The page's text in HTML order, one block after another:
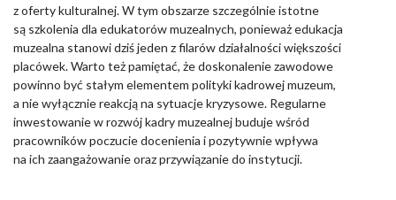
z oferty kulturalnej. W tym obszarze szczególnie istotne
są szkolenia dla edukatorów muzealnych, ponieważ edukacja
muzealna stanowi dziś jeden z filarów działalności większości
placówek. Warto też pamiętać, że doskonalenie zawodowe
powinno być stałym elementem polityki kadrowej muzeum,
a nie wyłącznie reakcją na sytuacje kryzysowe. Regularne
inwestowanie w rozwój kadry muzealnej buduje wśród
pracowników poczucie docenienia i pozytywnie wpływa
na ich zaangażowanie oraz przywiązanie do instytucji.